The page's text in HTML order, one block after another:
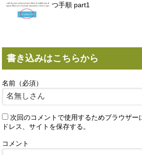
つ手順 part1
書き込みはこちらから
名前（必須）
次回のコメントで使用するためブラウザー
ドレス、サイトを保存する。
コメント